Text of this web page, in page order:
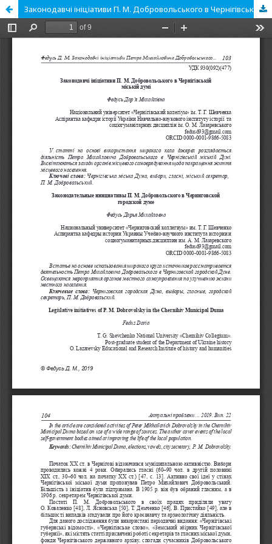
Законодавчі ініціативи П. М. Добровольського в Чернігівській міській думі